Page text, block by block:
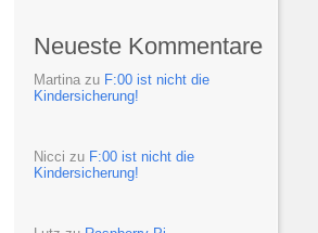
Neueste Kommentare
Martina zu F:00 ist nicht die
Kindersicherung!
Nicci zu F:00 ist nicht die
Kindersicherung!